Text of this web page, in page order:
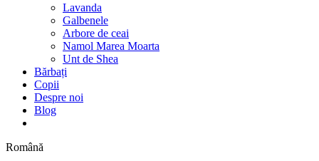
Lavanda
Galbenele
Arbore de ceai
Namol Marea Moarta
Unt de Shea
Bărbați
Copii
Despre noi
Blog
Română